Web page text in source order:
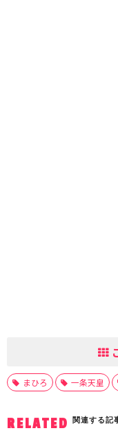
まひろ 一条天皇
RELATED 関連する記